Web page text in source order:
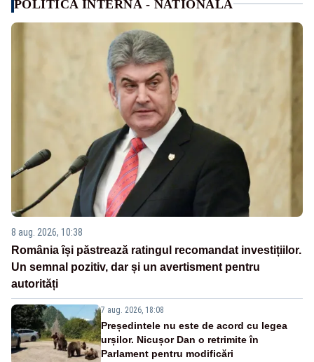
POLITICA INTERNA - NATIONALA
8 aug. 2026, 10:38
România își păstrează ratingul recomandat investițiilor.
Un semnal pozitiv, dar și un avertisment pentru
autorități
7 aug. 2026, 18:08
Președintele nu este de acord cu legea
urșilor. Nicușor Dan o retrimite în
Parlament pentru modificări